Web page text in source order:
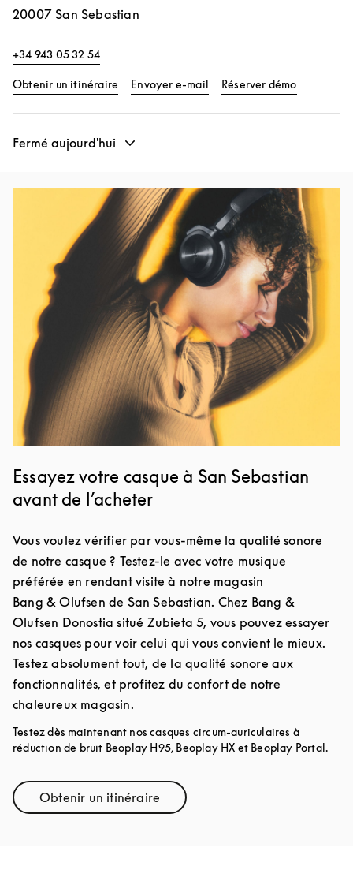
20007 San Sebastian
+34 943 05 32 54
Obtenir un itinéraire Link Opens in New Tab
Envoyer e-mail Réserver démo
Fermé aujourd'hui
Image de l’événement
Essayez votre casque à San Sebastian
avant de l’acheter
Vous voulez vérifier par vous-même la qualité sonore
de notre casque ? Testez-le avec votre musique
préférée en rendant visite à notre magasin
Bang & Olufsen de San Sebastian. Chez Bang &
Olufsen Donostia situé Zubieta 5, vous pouvez essayer
nos casques pour voir celui qui vous convient le mieux.
Testez absolument tout, de la qualité sonore aux
fonctionnalités, et profitez du confort de notre
chaleureux magasin.
Testez dès maintenant nos casques circum-auriculaires à
réduction de bruit Beoplay H95, Beoplay HX et Beoplay Portal.
Obtenir un itinéraireLink Opens in New Tab